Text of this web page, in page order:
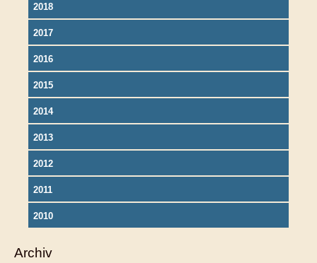
2018
2017
2016
2015
2014
2013
2012
2011
2010
Archiv